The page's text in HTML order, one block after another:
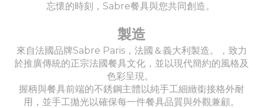
忘懷的時刻，Sabre餐具與您共同創造。
製造
來自法國品牌Sabre Paris，法國＆義大利製造。，致力
於推廣傳統的正宗法國餐具文化，並以現代簡約的風格及
色彩呈現。
握柄與餐具前端的不銹鋼主體以純手工細緻銜接格外耐
用，並手工拋光以確保每一件餐具品質與外觀兼顧。